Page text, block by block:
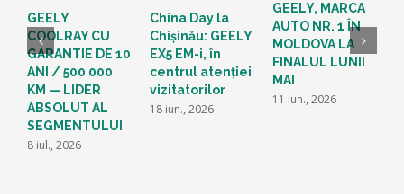
GEELY
COOLRAY CU
GARANTIE DE 10
ANI / 500 000
KM — LIDER
ABSOLUT AL
SEGMENTULUI
8 iul., 2026
China Day la
Chișinău: GEELY
EX5 EM-i, în
centrul atenției
vizitatorilor
18 iun., 2026
GEELY, MARCA
AUTO NR. 1 ÎN
MOLDOVA LA
FINALUL LUNII
MAI
11 iun., 2026